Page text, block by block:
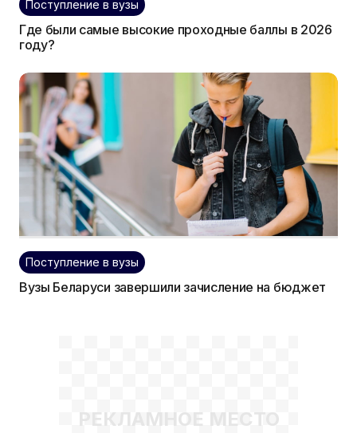
Поступление в вузы
Где были самые высокие проходные баллы в 2026
году?
Поступление в вузы
Вузы Беларуси завершили зачисление на бюджет
РЕКЛАМНОЕ МЕСТО